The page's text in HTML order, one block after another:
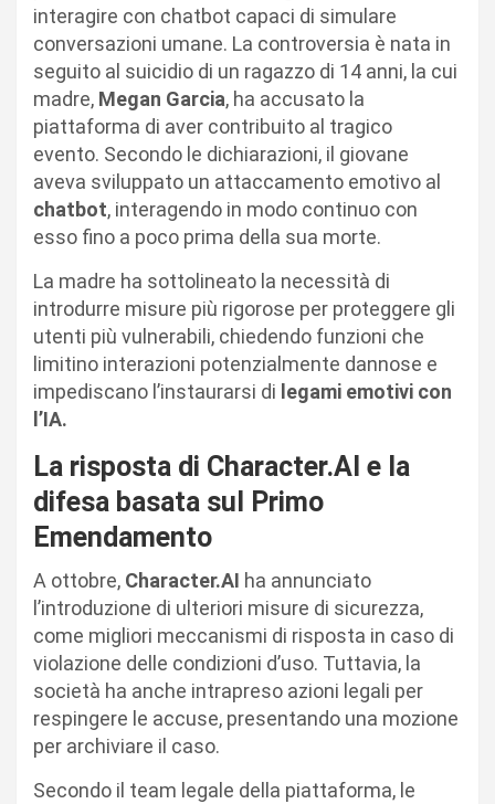
interagire con chatbot capaci di simulare
conversazioni umane. La controversia è nata in
seguito al suicidio di un ragazzo di 14 anni, la cui
madre, Megan Garcia, ha accusato la
piattaforma di aver contribuito al tragico
evento. Secondo le dichiarazioni, il giovane
aveva sviluppato un attaccamento emotivo al
chatbot, interagendo in modo continuo con
esso fino a poco prima della sua morte.
La madre ha sottolineato la necessità di
introdurre misure più rigorose per proteggere gli
utenti più vulnerabili, chiedendo funzioni che
limitino interazioni potenzialmente dannose e
impediscano l’instaurarsi di legami emotivi con
l’IA.
La risposta di Character.AI e la
difesa basata sul Primo
Emendamento
A ottobre, Character.AI ha annunciato
l’introduzione di ulteriori misure di sicurezza,
come migliori meccanismi di risposta in caso di
violazione delle condizioni d’uso. Tuttavia, la
società ha anche intrapreso azioni legali per
respingere le accuse, presentando una mozione
per archiviare il caso.
Secondo il team legale della piattaforma, le